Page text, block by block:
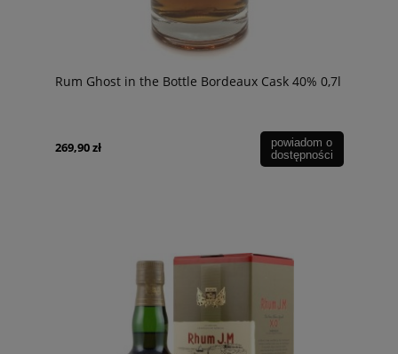
Rum Ghost in the Bottle Bordeaux Cask 40% 0,7l
269,90 zł
powiadom o
dostępności